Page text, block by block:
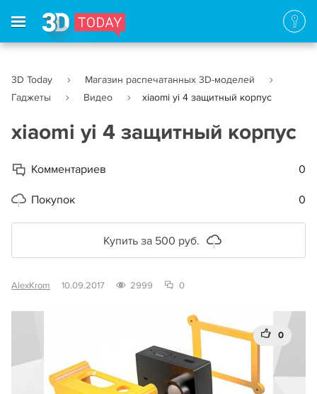
3D Today
Магазин распечатанных 3D-моделей
Гаджеты
Видео xiaomi yi 4 защитный корпус
xiaomi yi 4 защитный корпус
Комментариев 0
Покупок 0
Купить за 500 руб.
AlexKrom 10.09.2017 2999 0
0